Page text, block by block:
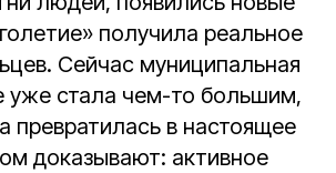
получила реальное
Сейчас муниципальная
уже стала чем-то большим,
превратилась в настоящее
доказывают: активное